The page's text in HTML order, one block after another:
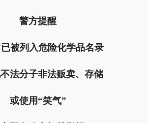
警方提醒
被列入危险化学品名录
法分子非法贩卖、存储
或使用“笑气”